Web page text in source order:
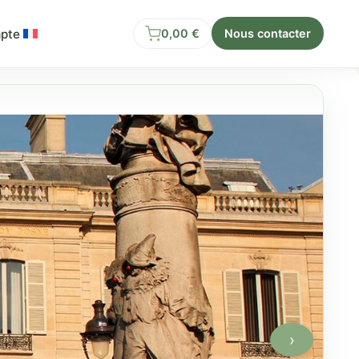
0,00 € Nous contacter
›